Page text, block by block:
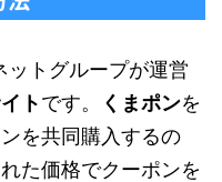
ットグループが運営
トです。 くまポンを
を共同購入するの
た価格でクーポンを